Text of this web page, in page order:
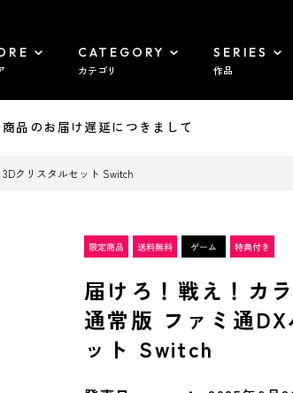
CATEGORY
カテゴリ
SERIES
作品
品のお届け遅延につきまして
クリスタルセット Switch
届けろ！戦え！カ
通常版 ファミ通
ット Switch